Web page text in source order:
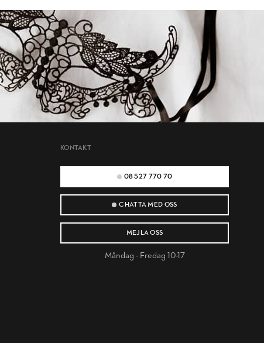
KONTAKT
08 527 770 70
CHATTA MED OSS
MEJLA OSS
Måndag - Fredag 10-17